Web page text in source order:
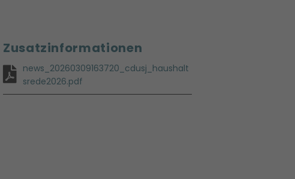
Zusatzinformationen
news_20260309163720_cdusj_haushalt
srede2026.pdf